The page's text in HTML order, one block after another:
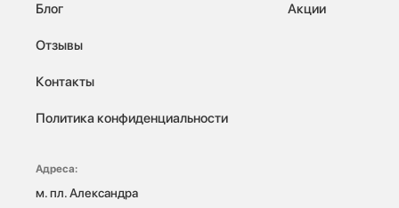
Блог
Отзывы
Контакты
Политика конфиденциальности
Акции
Адреса:
м. пл. Александра